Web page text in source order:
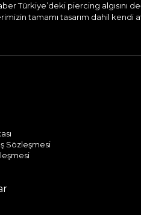
Türkiye’deki piercing
tamamı tasarım dahil kendi
Sözleşmesi